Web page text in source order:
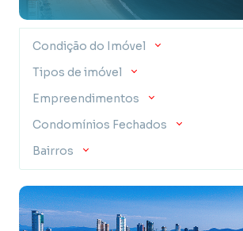
Condição do Imóvel
Tipos de imóvel
Empreendimentos
Condomínios Fechados
Bairros